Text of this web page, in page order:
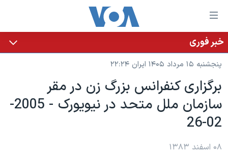
لینکهای
قابل
دسترسی
جهش
محتوای
اصلی
جهش
به
صفحه
خانه
نسخه سبک وب‌سایت
موضوع ها
ایران
آمریکا
جهان
برنامه های تلویزیونی
جدول برنامه ها
صفحه‌های ویژه
خبر فوری
پنجشنبه ۱۵ مرداد ۱۴۰۵ ایران ۲۲:۲۴
برگزاری کنفرانس بزرگ زن در مقر
سازمان ملل متحد در نيويورک - 2005-
02-26
۰۸ اسفند ۱۳۸۳